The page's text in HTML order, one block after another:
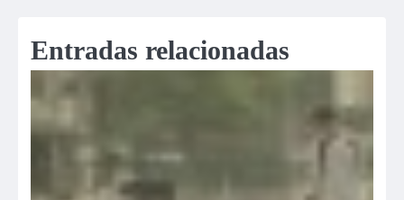
Entradas relacionadas